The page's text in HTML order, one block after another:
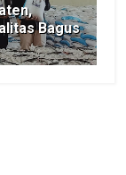
Bagus